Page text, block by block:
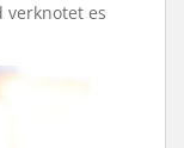
verknotet es